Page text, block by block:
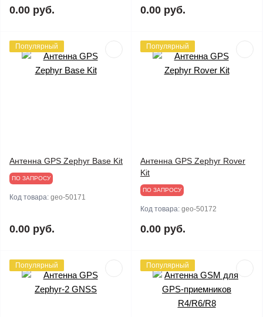
0.00 руб. 0.00 руб.
Популярный
Антенна GPS Zephyr Base Kit
ПО ЗАПРОСУ
Код товара: geo-50171
0.00 руб.
Популярный
Антенна GPS Zephyr Rover
Kit
ПО ЗАПРОСУ
Код товара: geo-50172
0.00 руб.
Популярный Популярный